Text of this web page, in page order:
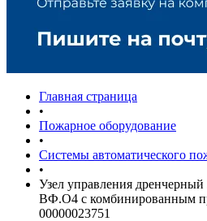
Главная страница
•
Пожарное оборудование
•
Системы автоматического
•
Узел управления
ВФ.О4 с комбинированным
00000023751